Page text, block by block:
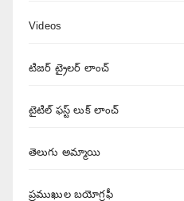
Videos
టిజర్ ట్రైలర్ లాంచ్
టైటిల్ ఫస్ట్ లుక్ లాంచ్
తెలుగు అమ్మాయి
ప్రముఖుల బయోగ్రఫీ